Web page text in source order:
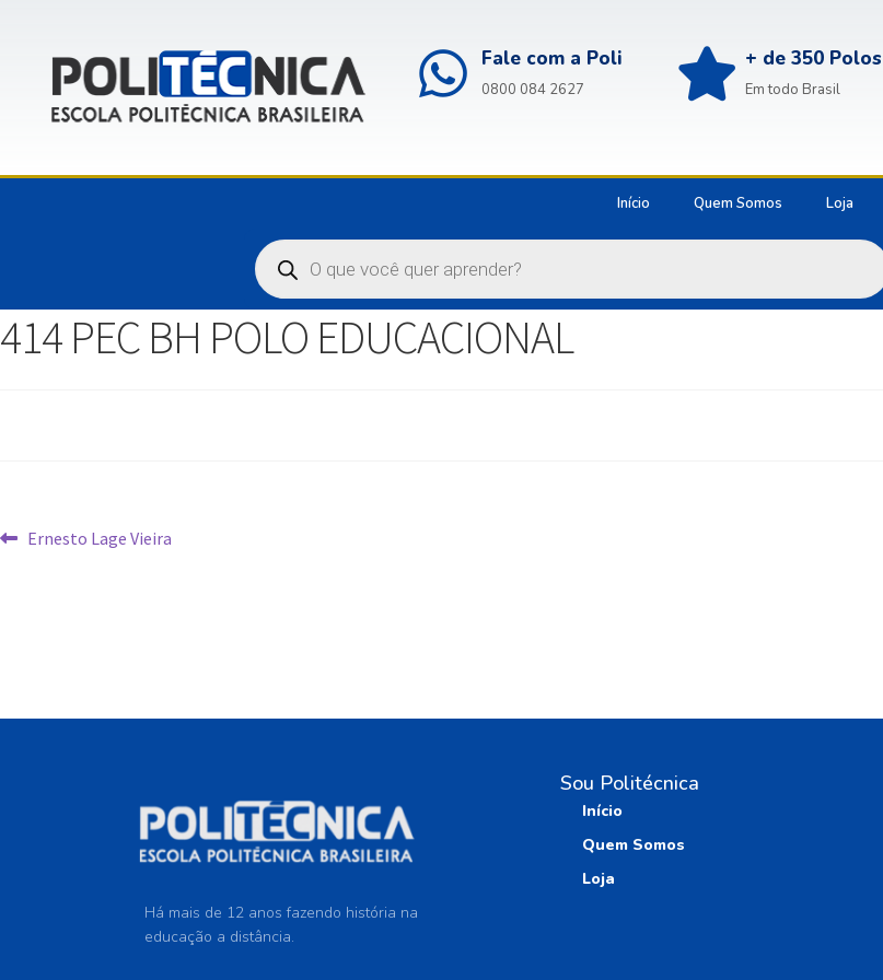
Fale com a Poli
0800 084 2627
+ de 350 Polos
Em todo Brasil
Início Quem Somos Loja
414 PEC BH POLO EDUCACIONAL
Ernesto Lage Vieira
Há mais de 12 anos fazendo história na
educação a distância.
Sou Politécnica
Início
Quem Somos
Loja